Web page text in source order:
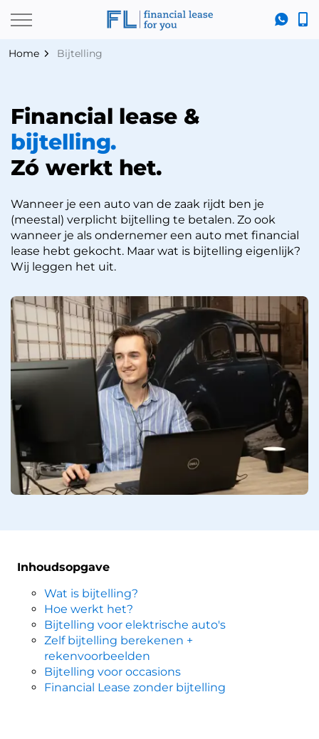
Home Bijtelling
Financial lease &
bijtelling.
Zó werkt het.
Wanneer je een auto van de zaak rijdt ben je
(meestal) verplicht bijtelling te betalen. Zo ook
wanneer je als ondernemer een auto met financial
lease hebt gekocht. Maar wat is bijtelling eigenlijk?
Wij leggen het uit.
Inhoudsopgave
Wat is bijtelling?
Hoe werkt het?
Bijtelling voor elektrische auto's
Zelf bijtelling berekenen +
rekenvoorbeelden
Bijtelling voor occasions
Financial Lease zonder bijtelling